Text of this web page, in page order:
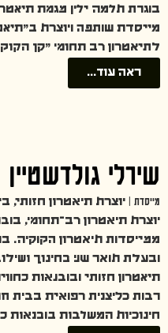
בוגרת תלמה ילין מגמת
מייסדת שותפה ויוצרת
לתיאטרון רב תחומי ״קן
ראה עוד...
שירלי גולדשטיין
מייסדת | יוצרת תיאטרון חזותי,
יוצרת תיאטרון רב־תחומי,
ממייסדות תיאטרון הקוקיה.
ובעלת תואר שני בחינוך
תיאטרון חזותי ובובנאות
רבות כליצנית רפואית בבית
חינוכיות המשלבות בובנאות